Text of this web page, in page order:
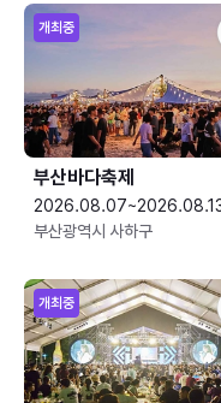
개최중
부산바다축제
부산광역시 사하구
개최중